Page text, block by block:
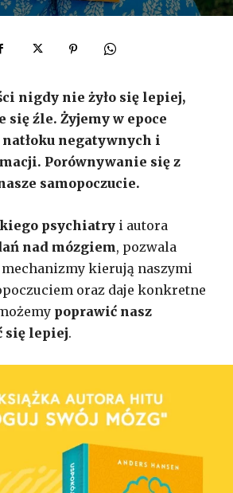
nigdy nie żyło się lepiej,
się źle. Żyjemy w epoce
natłoku negatywnych i
Porównywanie się z
samopoczucie.
psychiatry i autora
nad mózgiem, pozwala
kierują naszymi
oraz daje konkretne
poprawić nasz
się lepiej.